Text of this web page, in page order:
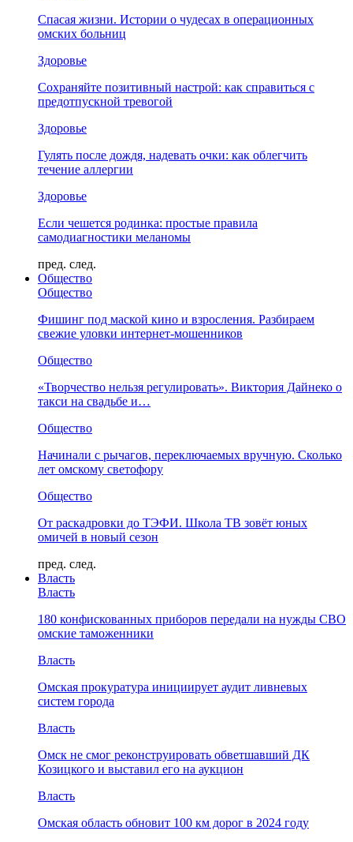
Спасая жизни. Истории о чудесах в операционных
омских больниц
Здоровье
Сохраняйте позитивный настрой: как справиться с
предотпускной тревогой
Здоровье
Гулять после дождя, надевать очки: как облегчить
течение аллергии
Здоровье
Если чешется родинка: простые правила
самодиагностики меланомы
пред. след.
Общество
Общество
Фишинг под маской кино и взросления. Разбираем
свежие уловки интернет-мошенников
Общество
«Творчество нельзя регулировать». Виктория Дайнеко о
такси на свадьбе и…
Общество
Начинали с рычагов, переключаемых вручную. Сколько
лет омскому светофору
Общество
От раскадровки до ТЭФИ. Школа ТВ зовёт юных
омичей в новый сезон
пред. след.
Власть
Власть
180 конфискованных приборов передали на нужды СВО
омские таможенники
Власть
Омская прокуратура инициирует аудит ливневых
систем города
Власть
Омск не смог реконструировать обветшавший ДК
Козицкого и выставил его на аукцион
Власть
Омская область обновит 100 км дорог в 2024 году